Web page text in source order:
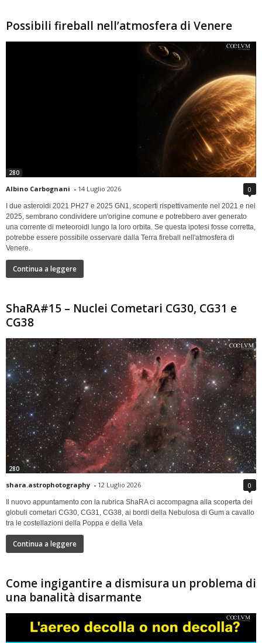
Possibili fireball nell’atmosfera di Venere
280
Albino Carbognani - 14 Luglio 2026 0
I due asteroidi 2021 PH27 e 2025 GN1, scoperti rispettivamente nel 2021 e nel
2025, sembrano condividere un'origine comune e potrebbero aver generato
una corrente di meteoroidi lungo la loro orbita. Se questa ipotesi fosse corretta,
potrebbe essere possibile osservare dalla Terra fireball nell'atmosfera di
Venere.
Continua a leggere
ShaRA#15 – Nuclei Cometari CG30, CG31 e
CG38
280
shara.astrophotography - 12 Luglio 2026 0
Il nuovo appuntamento con la rubrica ShaRA ci accompagna alla scoperta dei
globuli cometari CG30, CG31, CG38, ai bordi della Nebulosa di Gum a cavallo
tra le costellazioni della Poppa e della Vela
Continua a leggere
Come ingigantire a dismisura un problema di
una banalità disarmante